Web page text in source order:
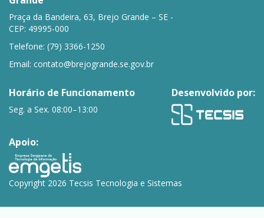
Praça da Bandeira, 63, Brejo Grande – SE -
CEP: 49995-000
Telefone: (79) 3366-1250
Email: contato@brejogrande.se.gov.br
Horário de Funcionamento
Seg. a Sex. 08:00–13:00
Desenvolvido por:
Apoio:
Copyright 2026 Tecsis Tecnologia e Sistemas